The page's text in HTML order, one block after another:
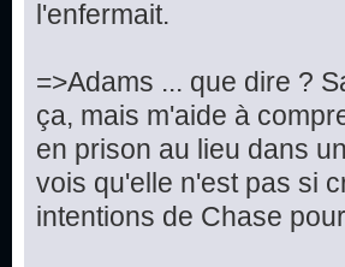
l'enfermait.
=>Adams ... que dire ?
ça, mais m'aide à
en prison au lieu dans
vois qu'elle n'est pas si
intentions de Chase